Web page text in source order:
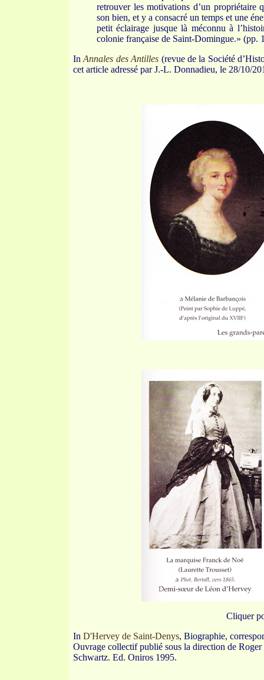
retrouver les motivations d’un propriétaire
son bien, et y a consacré un temps et une
petit éclairage jusque là méconnu à
colonie française de Saint-Domingue.» (pp.
InAnnales des Antilles (revue de la Société
cet article adressé par J.-L. Donnadieu, le 28/10/
Cliquer
In D'Hervey de Saint-Denys, Biographie,
Ouvrage collectif publié sous la direction de
Schwartz. Ed. Oniros 1995.